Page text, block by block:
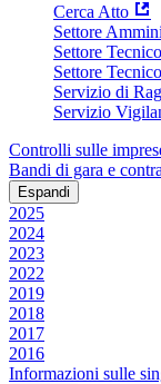
Cerca Atto
Settore
Settore
Settore
Servizio di
Servizio
Controlli sulle
Bandi di gara e
Espandi
2025
2024
2023
2022
2019
2018
2017
2016
Informazioni sulle